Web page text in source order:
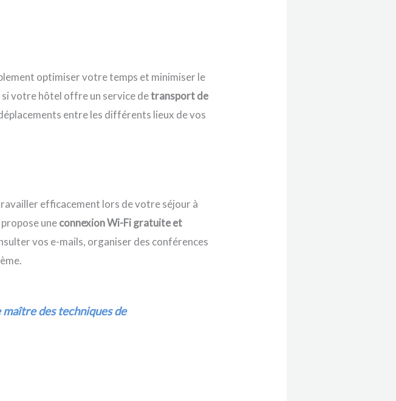
optimiser votre temps et minimiser le
votre hôtel offre un service detransport de
entre les différents lieux de vos
efficacement lors de votre séjour à
uneconnexion Wi-Fi gratuite et
vos e-mails, organiser des conférences
maître des techniques de